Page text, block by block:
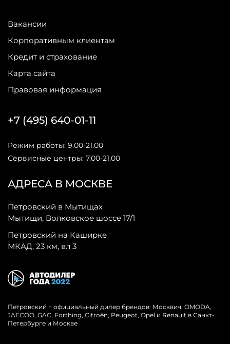
Вакансии
Корпоративным клиентам
Кредит и страхование
Карта сайта
Правовая информация
АДРЕСА В МОСКВЕ
Петровский в Мытищах
Мытищи, Волковское шоссе 17/1
Петровский на Каширке
МКАД, 23 км, вл 3
+7 (495) 640-01-11
Режим работы: 9.00-21.00
Сервисные центры: 7.00-21.00
Петровский − официальный дилер брендов: Москвич, OMODA,
JAECOO, GAC, Forthing, Citroёn, Peugeot, Opel и Renault в Санкт-
Петербурге и Москве